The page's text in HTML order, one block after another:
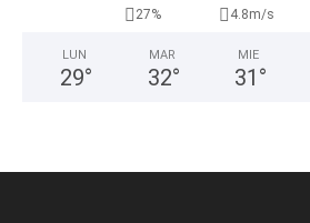
27% 4.8m/s
LUN
29°
MAR
32°
MIE
31 °